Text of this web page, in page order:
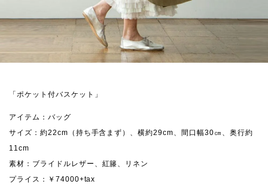
「ポケット付バスケット」
アイテム：バッグ
サイズ：約22cm（持ち手含まず）、横約29cm、間口幅30㎝、奥行約
11cm
素材：ブライドルレザー、紅籐、リネン
プライス：￥74000+tax